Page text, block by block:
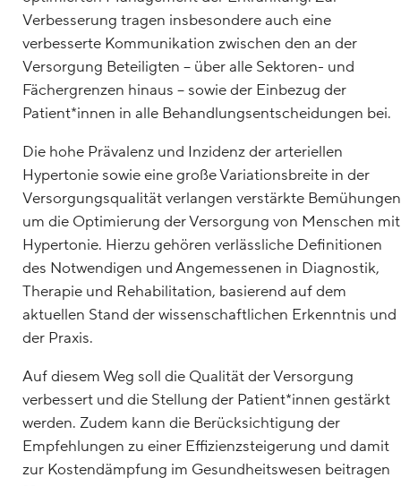
Verbesserung tragen insbesondere auch eine
verbesserte Kommunikation zwischen den an der
Versorgung Beteiligten – über alle Sektoren- und
Fächergrenzen hinaus – sowie der Einbezug der
Patient*innen in alle Behandlungsentscheidungen bei.
Die hohe Prävalenz und Inzidenz der arteriellen
Hypertonie sowie eine große Variationsbreite in der
Versorgungsqualität verlangen verstärkte Bemühungen
um die Optimierung der Versorgung von Menschen mit
Hypertonie. Hierzu gehören verlässliche Definitionen
des Notwendigen und Angemessenen in Diagnostik,
Therapie und Rehabilitation, basierend auf dem
aktuellen Stand der wissenschaftlichen Erkenntnis und
der Praxis.
Auf diesem Weg soll die Qualität der Versorgung
verbessert und die Stellung der Patient*innen gestärkt
werden. Zudem kann die Berücksichtigung der
Empfehlungen zu einer Effizienzsteigerung und damit
zur Kostendämpfung im Gesundheitswesen beitragen